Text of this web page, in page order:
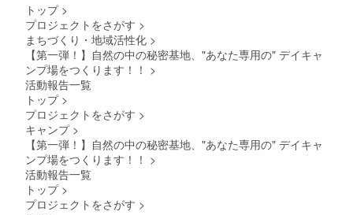
いま
確認を
す。 ❷
す。 ❸
現地ま
トップ >
プロジェクトをさがす >
まちづくり・地域活性化 >
【第一弾！】自然の中の秘密基地、"あなた専用の" デイキャ
ンプ場をつくります！！ >
活動報告一覧
トップ >
プロジェクトをさがす >
キャンプ >
【第一弾！】自然の中の秘密基地、"あなた専用の" デイキャ
ンプ場をつくります！！ >
活動報告一覧
トップ >
プロジェクトをさがす >